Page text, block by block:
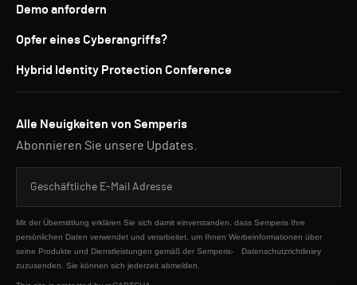
Demo anfordern
Opfer eines Cyberangriffs?
Hybrid Identity Protection Conference
Alle Neuigkeiten von Semperis
Abonnieren Sie unsere Updates.
Mit der Übermittlung erklären Sie sich damit einverstanden, dass Semperis Ihre
persönlichen Daten verwendet und verarbeitet, um Ihnen Werbeinformationen über
seine Produkte und Dienstleistungen gemäß der Semperis-
Datenschutzrichtliniey
zuzusenden. Sie können sich jederzeit abmelden.